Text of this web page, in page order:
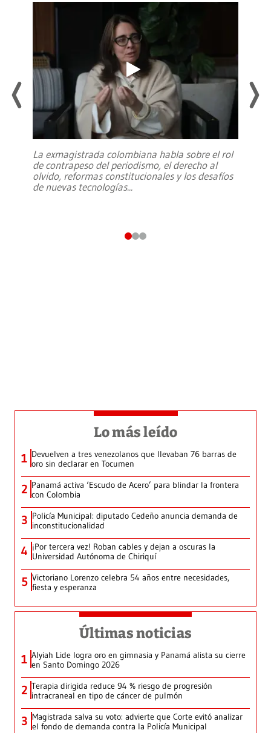
La exmagistrada colombiana habla sobre el rol
de contrapeso del periodismo, el derecho al
olvido, reformas constitucionales y los desafíos
de nuevas tecnologías...
Lo más leído
1 Devuelven a tres venezolanos que llevaban 76 barras de
oro sin declarar en Tocumen
2 Panamá activa ‘Escudo de Acero’ para blindar la frontera
con Colombia
3 Policía Municipal: diputado Cedeño anuncia demanda de
inconstitucionalidad
4 ¡Por tercera vez! Roban cables y dejan a oscuras la
Universidad Autónoma de Chiriquí
5 Victoriano Lorenzo celebra 54 años entre necesidades,
fiesta y esperanza
Últimas noticias
1 Alyiah Lide logra oro en gimnasia y Panamá alista su cierre
en Santo Domingo 2026
2 Terapia dirigida reduce 94 % riesgo de progresión
intracraneal en tipo de cáncer de pulmón
3 Magistrada salva su voto: advierte que Corte evitó analizar
el fondo de demanda contra la Policía Municipal